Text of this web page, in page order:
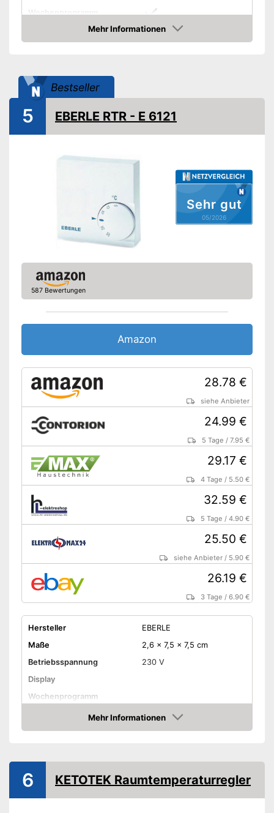
Wochenprogramm
Frostschutzsicherung
Amazon Lieferzeit
Mehr Informationen
Amazon
Bestseller
Sehr gut
05/2026
5 EBERLE RTR - E 6121
587 Bewertungen
Amazon
28.78 €
siehe Anbieter
24.99 €
5 Tage /7.95 €
29.17 €
4 Tage / 5.50 €
32.59 €
5 Tage /4.90 €
25.50 €
siehe Anbieter / 5.90 €
26.19 €
3 Tage /6.90 €
Hersteller
EBERLE
Maße
2,6 x 7,5 x 7,5 cm
Betriebsspannung
230 V
Display
Wochenprogramm
FrostschutzsicherungMehr Informationen
Amazon
6 KETOTEK Raumtemperaturregler